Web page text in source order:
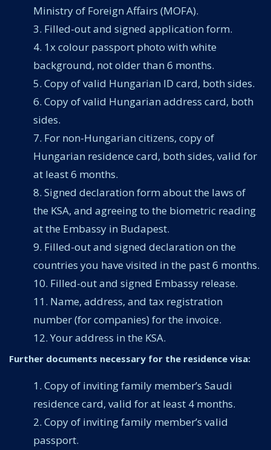
Ministry of Foreign Affairs (MOFA).
Filled-out and signed application form.
1x colour passport photo with white
background, not older than 6 months.
Copy of valid Hungarian ID card, both sides.
Copy of valid Hungarian address card, both
sides.
For non-Hungarian citizens, copy of
Hungarian residence card, both sides, valid for
at least 6 months.
Signed declaration form about the laws of
the KSA, and agreeing to the biometric reading
at the Embassy in Budapest.
Filled-out and signed declaration on the
countries you have visited in the past 6 months.
Filled-out and signed Embassy release.
Name, address, and tax registration
number (for companies) for the invoice.
Your address in the KSA.
Further documents necessary for the residence visa:
Copy of inviting family member’s Saudi
residence card, valid for at least 4 months.
Copy of inviting family member’s valid
passport.